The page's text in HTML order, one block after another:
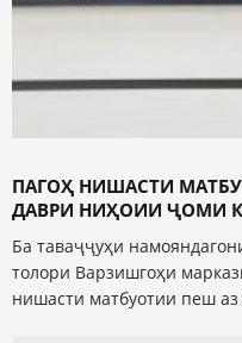
ПАГОҲ НИШАСТИ
ДАВРИ НИҲОИИ ҶОМИ
Ба таваҷҷуҳи
толори Варзишгоҳи
нишасти матбуотии пеш